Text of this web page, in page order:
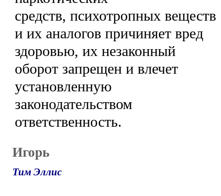
средств, психотропных веществ
и их аналогов причиняет вред
здоровью, их незаконный
оборот запрещен и влечет
установленную
законодательством
ответственность.
Игорь
Тим Эллис